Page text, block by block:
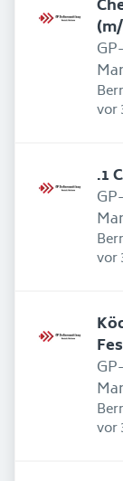
vor
.1
vor
vor